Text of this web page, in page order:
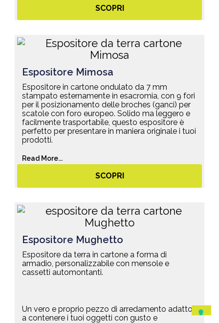
SCOPRI
Espositore Mimosa
Espositore in cartone ondulato da 7 mm
stampato esternamente in esacromia, con 9 fori
per il posizionamento delle broches (ganci) per
scatole con foro europeo. Solido ma leggero e
facilmente trasportabile, questo espositore è
perfetto per presentare in maniera originale i tuoi
prodotti.
Read More...
SCOPRI
Espositore Mughetto
Espositore da terra in cartone a forma di
armadio, personalizzabile con mensole e
cassetti automontanti.
Un vero e proprio pezzo di arredamento adatto
a contenere i tuoi oggetti con gusto e